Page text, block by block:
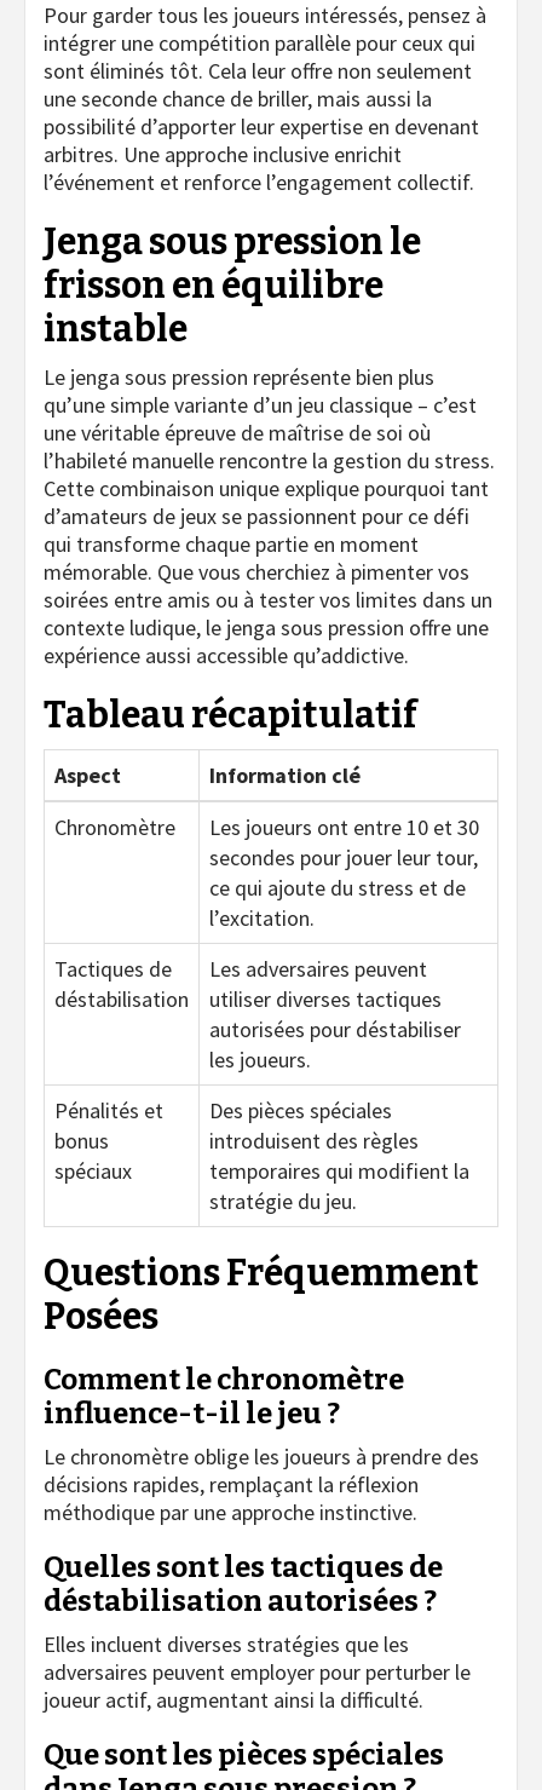
Pour garder tous les joueurs intéressés, pensez à
intégrer une compétition parallèle pour ceux qui
sont éliminés tôt. Cela leur offre non seulement
une seconde chance de briller, mais aussi la
possibilité d’apporter leur expertise en devenant
arbitres. Une approche inclusive enrichit
l’événement et renforce l’engagement collectif.
Jenga sous pression le
frisson en équilibre
instable
Le jenga sous pression représente bien plus
qu’une simple variante d’un jeu classique – c’est
une véritable épreuve de maîtrise de soi où
l’habileté manuelle rencontre la gestion du stress.
Cette combinaison unique explique pourquoi tant
d’amateurs de jeux se passionnent pour ce défi
qui transforme chaque partie en moment
mémorable. Que vous cherchiez à pimenter vos
soirées entre amis ou à tester vos limites dans un
contexte ludique, le jenga sous pression offre une
expérience aussi accessible qu’addictive.
Tableau récapitulatif
Aspect
Information clé
Chronomètre
Les joueurs ont entre 10 et 30
secondes pour jouer leur tour,
ce qui ajoute du stress et de
l’excitation.
Tactiques de
déstabilisation
Les adversaires peuvent
utiliser diverses tactiques
autorisées pour déstabiliser
les joueurs.
Pénalités et
bonus
spéciaux
Des pièces spéciales
introduisent des règles
temporaires qui modifient la
stratégie du jeu.
Questions Fréquemment
Posées
Comment le chronomètre
influence-t-il le jeu ?
Le chronomètre oblige les joueurs à prendre des
décisions rapides, remplaçant la réflexion
méthodique par une approche instinctive.
Quelles sont les tactiques de
déstabilisation autorisées ?
Elles incluent diverses stratégies que les
adversaires peuvent employer pour perturber le
joueur actif, augmentant ainsi la difficulté.
Que sont les pièces spéciales